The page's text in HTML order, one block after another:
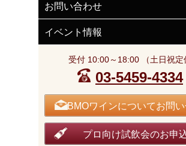
お問い合わせ
イベント情報
受付 10:00～18:00 （土日祝定
03-5459-4334
BMOワインについてお問
プロ向け試飲会のお申